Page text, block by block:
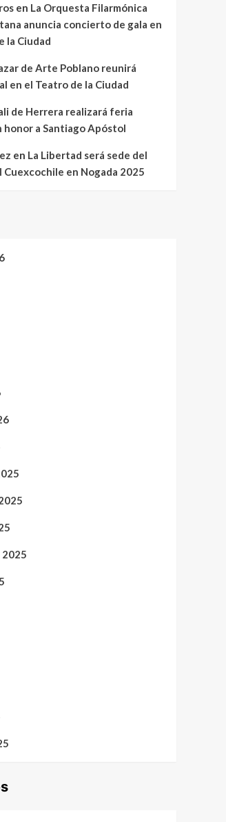
en La Orquesta Filarmónica
anuncia concierto de gala en
la Ciudad
de Arte Poblano reunirá
en el Teatro de la Ciudad
de Herrera realizará feria
honor a Santiago Apóstol
en La Libertad será sede del
Cuexcochile en Nogada 2025